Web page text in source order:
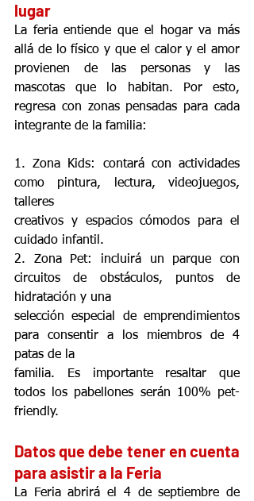
lugar
La feria entiende que el hogar va más
allá de lo físico y que el calor y el amor
provienen de las personas y las
mascotas que lo habitan. Por esto,
regresa con zonas pensadas para cada
integrante de la familia:
1. Zona Kids: contará con actividades
como pintura, lectura, videojuegos,
talleres
creativos y espacios cómodos para el
cuidado infantil.
2. Zona Pet: incluirá un parque con
circuitos de obstáculos, puntos de
hidratación y una
selección especial de emprendimientos
para consentir a los miembros de 4
patas de la
familia. Es importante resaltar que
todos los pabellones serán 100% pet-
friendly.
Datos que debe tener en cuenta
para asistir a la Feria
La Feria abrirá el 4 de septiembre de